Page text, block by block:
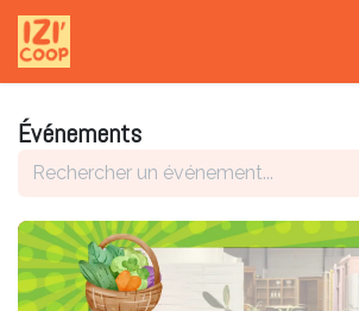
Se rendre au contenu
Événements